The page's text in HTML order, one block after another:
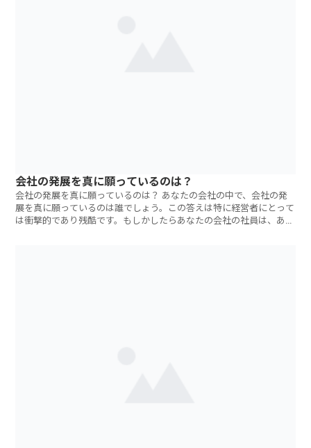
会社の発展を真に願っているのは？
会社の発展を真に願っているのは？ あなたの会社の中で、会社の発
展を真に願っているのは誰でしょう。この答えは特に経営者にとって
は衝撃的であり残酷です。もしかしたらあなたの会社の社員は、あな